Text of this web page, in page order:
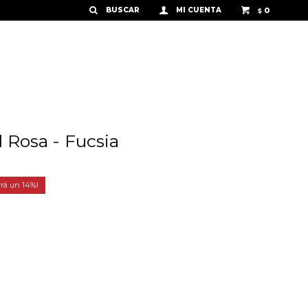
$ 0
- Fucsia
14